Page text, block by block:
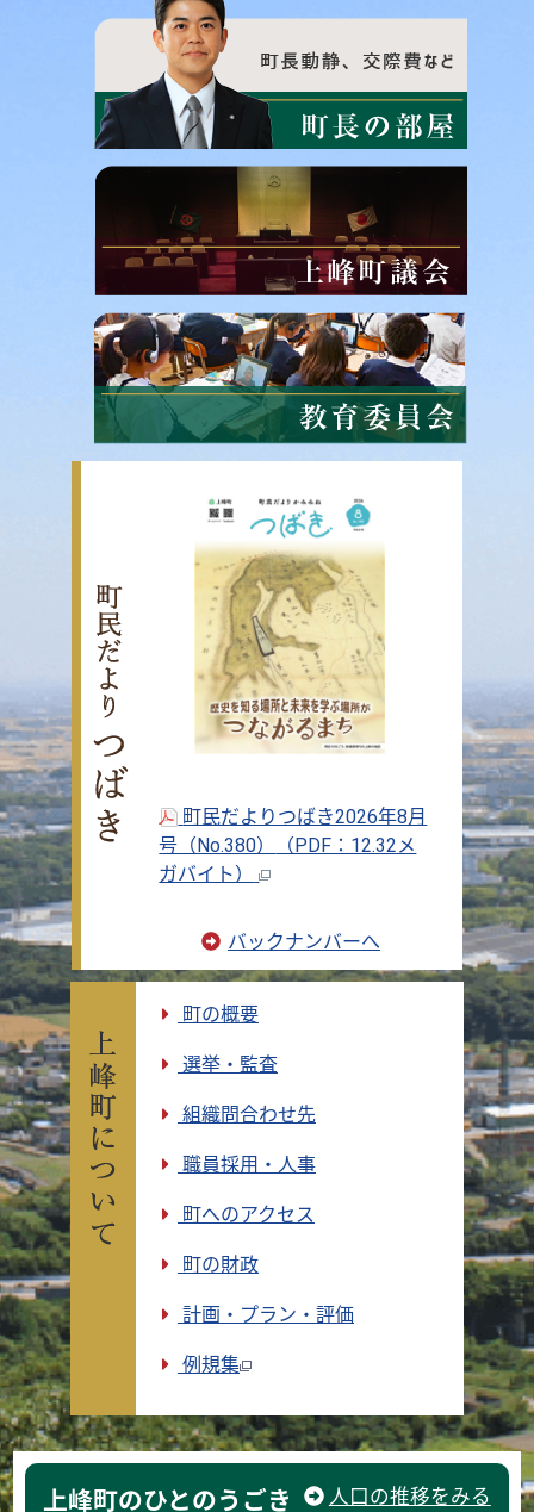
町民だよりつばき2026年8月
号（No.380）
（PDF：12.32メ
ガバイト）
バックナンバーへ
町の概要
選挙・監査
組織問合わせ先
職員採用・人事
町へのアクセス
町の財政
計画・プラン・評価
例規集
上峰町のひとのうごき 人口の推移をみる